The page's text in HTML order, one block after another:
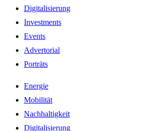
Digitalisierung
Investments
Events
Advertorial
Porträts
Energie
Mobilität
Nachhaltigkeit
Digitalisierung